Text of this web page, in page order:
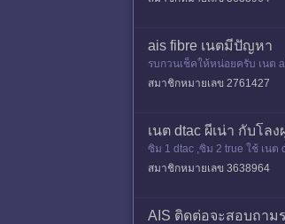
ais fibre เนตมีปัญหา
รบกวนเช็คให้หน่อยครับ เนต
สมาชิกหมายเลข 2761427
เนต dtac ผีเน่า กับโลง
ซิม 1 dtac ,ซิม 2 true ใช้ เนต
ออก
สมาชิกหมายเลข 3638964
AIS ติดต่อจะสอบถาม